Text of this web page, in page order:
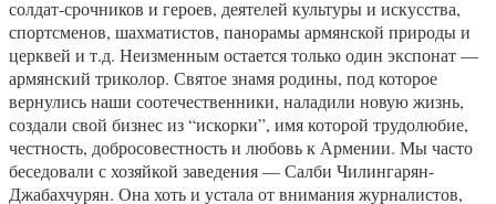
солдат-срочников и героев, деятелей культуры и искусства,
спортсменов, шахматистов, панорамы армянской природы и
церквей и т.д. Неизменным остается только один экспонат —
армянский триколор. Святое знамя родины, под которое
вернулись наши соотечественники, наладили новую жизнь,
создали свой бизнес из “искорки”, имя которой трудолюбие,
честность, добросовестность и любовь к Армении. Мы часто
беседовали с хозяйкой заведения — Салби Чилингарян-
Джабахчурян. Она хоть и устала от внимания журналистов,